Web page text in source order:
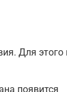
Для этого
появится